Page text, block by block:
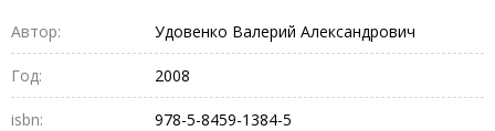
Автор: Удовенко Валерий Александрович
Год: 2008
isbn: 978-5-8459-1384-5